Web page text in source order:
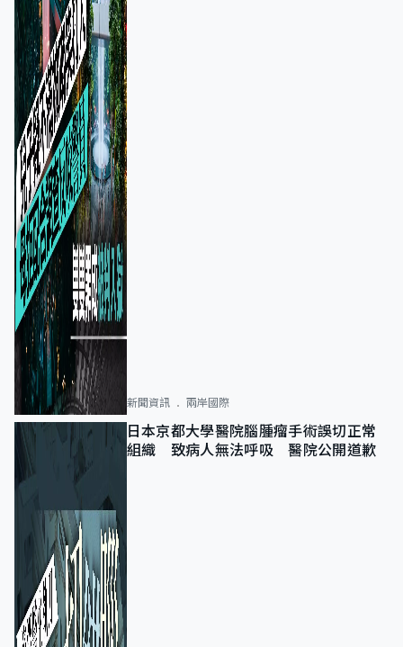
新聞資訊 兩岸國際
日本京都大學醫院腦腫瘤手術誤切正常
組織 致病人無法呼吸 醫院公開道歉